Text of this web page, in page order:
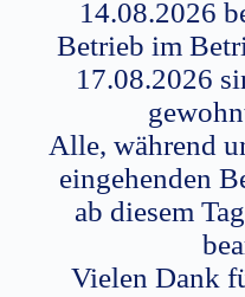
14.08.2026
Betrieb im
17.08.2026
Alle, während
eingehenden
ab diesem
Vielen Dank